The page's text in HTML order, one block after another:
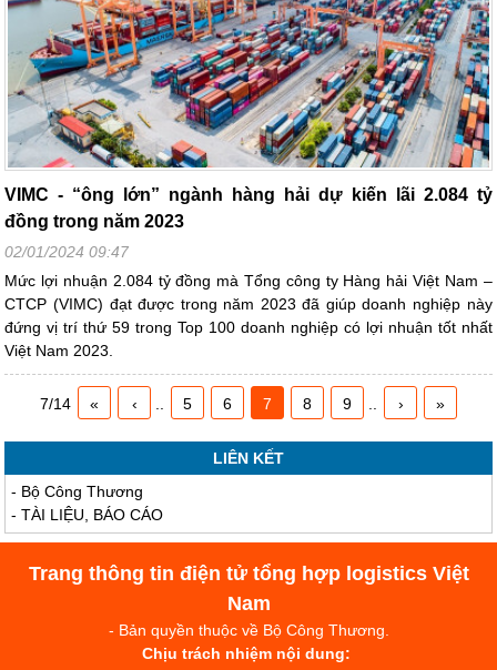
VIMC - “ông lớn” ngành hàng hải dự kiến lãi 2.084 tỷ
đồng trong năm 2023
02/01/2024 09:47
Mức lợi nhuận 2.084 tỷ đồng mà Tổng công ty Hàng hải Việt Nam –
CTCP (VIMC) đạt được trong năm 2023 đã giúp doanh nghiệp này
đứng vị trí thứ 59 trong Top 100 doanh nghiệp có lợi nhuận tốt nhất
Việt Nam 2023.
7/14 « ‹ 5 6 7 8 9 › »
LIÊN KẾT
- Bộ Công Thương
-TÀI LIỆU, BÁO CÁO
Trang thông tin điện tử tổng hợp logistics Việt
Nam
- Bản quyền thuộc về Bộ Công Thương.
Chịu trách nhiệm nội dung: